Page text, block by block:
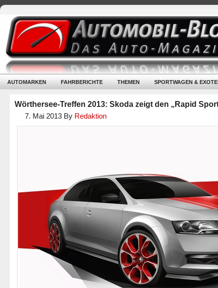
AUTOMARKEN FAHRBERICHTE THEMEN SPORTWAGEN &
Wörthersee-Treffen 2013: Skoda zeigt den „Rapid
7. Mai 2013 By Redaktion